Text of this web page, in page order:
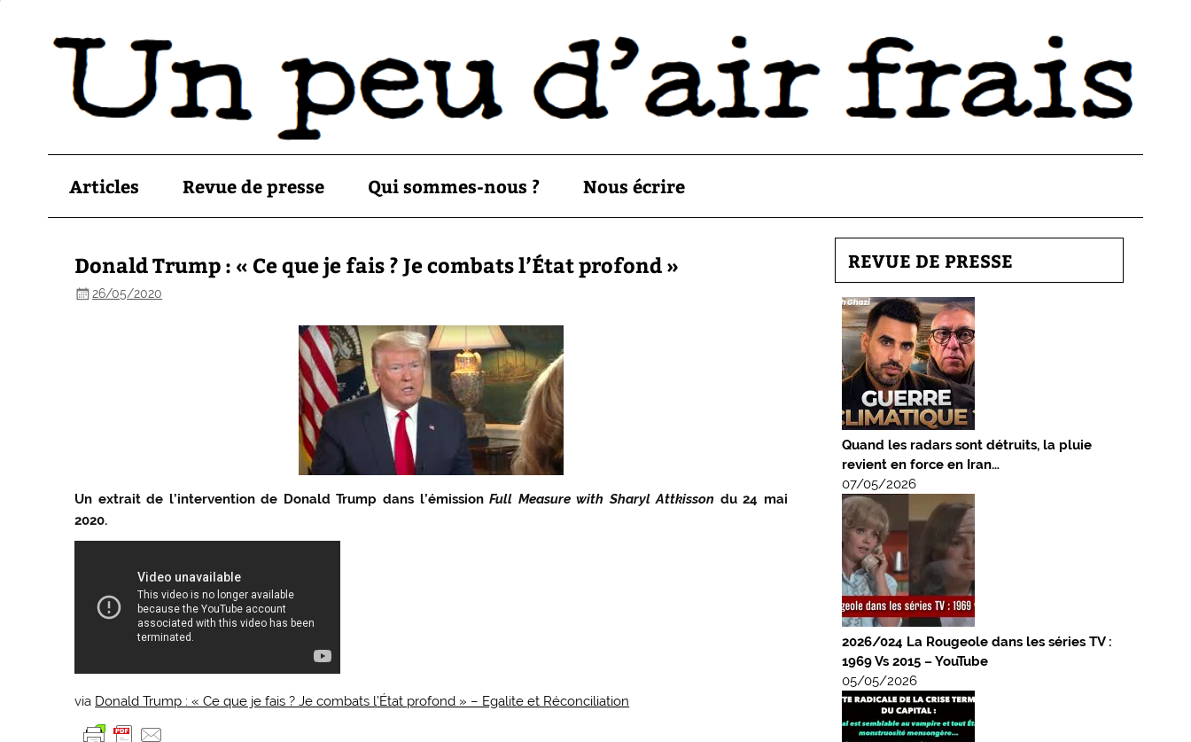
Articles Revue de presse Qui sommes-nous ? Nous écrire
Donald Trump : « Ce que je fais ? Je combats l’État profond »
26/05/2020
Un extrait de l’intervention de Donald Trump dans l’émissionFull Measure with Sharyl Attkisson du 24 mai
2020.
via Donald Trump : « Ce que je fais ? Je combats l’État profond » – Egalite et Réconciliation
REVUE DE PRESSE
Quand les radars sont détruits, la pluie
revient en force en Iran…
07/05/2026
2026/024 La Rougeole dans les séries TV :
1969 Vs 2015 – YouTube
05/05/2026